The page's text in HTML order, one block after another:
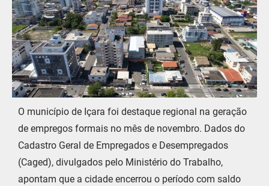
O município de Içara foi destaque regional na geração
de empregos formais no mês de novembro. Dados do
Cadastro Geral de Empregados e Desempregados
(Caged), divulgados pelo Ministério do Trabalho,
apontam que a cidade encerrou o período com saldo